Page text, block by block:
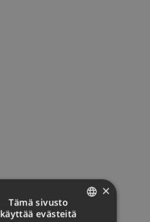
ENGLISH
×
Tämä sivusto
käyttää evästeitä